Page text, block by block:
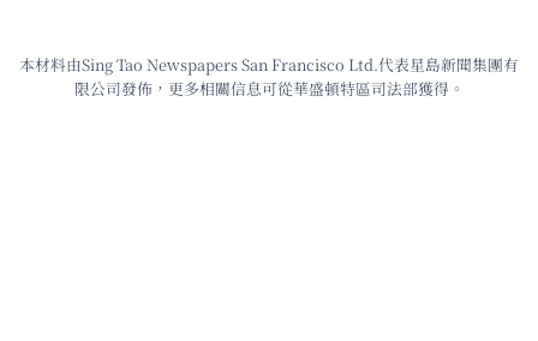
本材料由Sing Tao Newspapers San Francisco Ltd.代表星島新聞集團有
限公司發佈，更多相關信息可從華盛頓特區司法部獲得。